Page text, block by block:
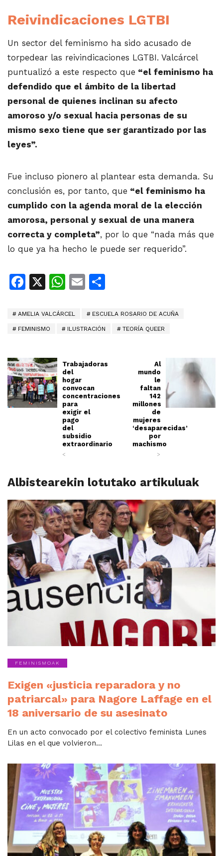
Reivindicaciones LGTBI
Un sector del feminismo ha sido acusado de
torpedear las reivindicaciones LGTBI. Valcárcel
puntualizó a este respecto que “el feminismo ha
defendido que el ámbito de la libertad
personal de quienes inclinan su afecto
amoroso y/o sexual hacia personas de su
mismo sexo tiene que ser garantizado por las
leyes”.
Fue incluso pionero al plantear esta demanda. Su
conclusión es, por tanto, que “el feminismo ha
cumplido con la agenda moral de la elección
amorosa, personal y sexual de una manera
correcta y completa”, por lo que “nada más que
lo que ya ha hecho le puede ser requerido”.
Facebook
X WhatsApp
Email
AMELIA VALCÁRCEL ESCUELA ROSARIO DE ACUÑA
FEMINISMO ILUSTRACIÓN TEORÍA QUEER
Trabajadoras
del
hogar
convocan
concentraciones
para
exigir el
pago
del
subsidio
extraordinario
<
Al
mundo
le
faltan
142
millones
de
mujeres
‘desaparecidas’
por
machismo
>
Albistearekin lotutako artikuluak
FEMINISMOAK
Exigen «justicia reparadora y no
patriarcal» para Nagore Laffage en el
18 aniversario de su asesinato
En un acto convocado por el colectivo feminista Lunes
Lilas en el que volvieron...